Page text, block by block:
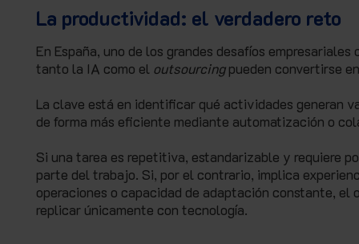
La productividad: el verdadero reto
En España, uno de los grandes desafíos
tanto la IA como el outsourcingpueden convertirse
La clave está en identificar qué actividades generan
de forma más eficiente mediante automatización o
Si una tarea es repetitiva, estandarizable y requiere
parte del trabajo. Si, por el contrario, implica
operaciones o capacidad de adaptación constante,
replicar únicamente con tecnología.